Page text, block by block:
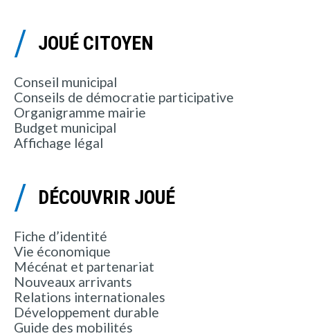
JOUÉ CITOYEN
Conseil municipal
Conseils de démocratie participative
Organigramme mairie
Budget municipal
Affichage légal
DÉCOUVRIR JOUÉ
Fiche d’identité
Vie économique
Mécénat et partenariat
Nouveaux arrivants
Relations internationales
Développement durable
Guide des mobilités